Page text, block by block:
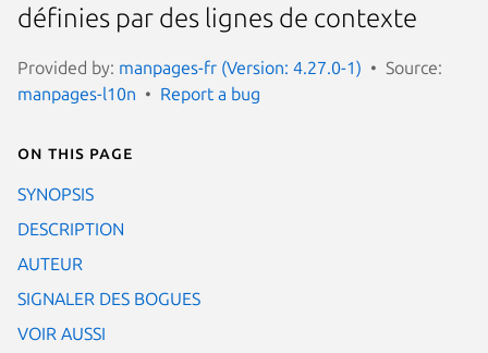
définies par des lignes de contexte
Provided by: manpages-fr (Version: 4.27.0-1)
Source:
manpages-l10n
Report a bug
On this page
SYNOPSIS
DESCRIPTION
AUTEUR
SIGNALER DES BOGUES
VOIR AUSSI